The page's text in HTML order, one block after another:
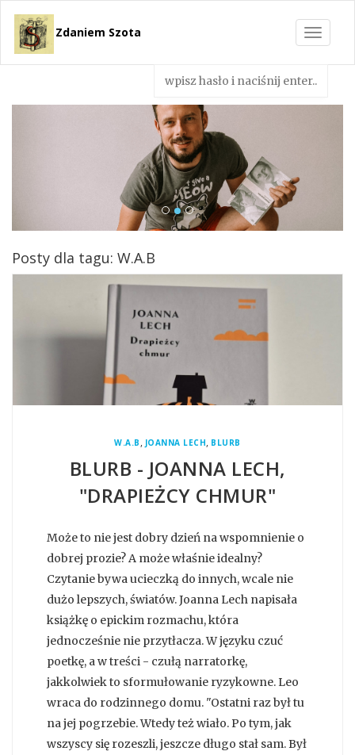
Toggle
Zdaniem Szota
Posty dla tagu: W.A.B
W.A.B , JOANNA LECH, BLURB
BLURB - JOANNA LECH,
"DRAPIEŻCY CHMUR"
Może to nie jest dobry dzień na wspomnienie o
dobrej prozie? A może właśnie idealny?
Czytanie bywa ucieczką do innych, wcale nie
dużo lepszych, światów. Joanna Lech napisała
książkę o epickim rozmachu, która
jednocześnie nie przytłacza. W języku czuć
poetkę, a w treści - czułą narratorkę,
jakkolwiek to sformułowanie ryzykowne. Leo
wraca do rodzinnego domu. "Ostatni raz był tu
na jej pogrzebie. Wtedy też wiało. Po tym, jak
wszyscy się rozeszli, jeszcze długo stał sam. Był